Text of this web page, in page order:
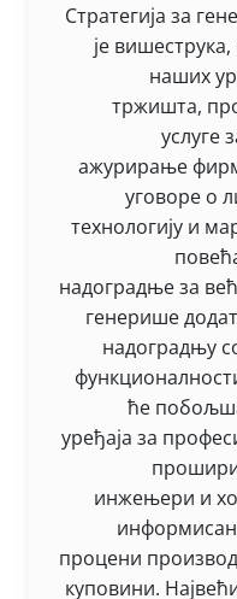
Стратегија за
је
наших
тржишта,
услуге
ажурирање
уговоре о
технологију и
надоградње за
генерише
надоградњу
ће
уређаја за
инжењери и
процени
куповини.